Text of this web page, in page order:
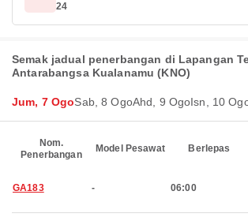
24
Semak jadual penerbangan di Lapangan
Antarabangsa Kualanamu (KNO)
Jum, 7 OgoSab, 8 OgoAhd, 9 OgoIsn, 10
Nom.
Penerbangan
Model Pesawat Berlepas
GA183 - 06:00